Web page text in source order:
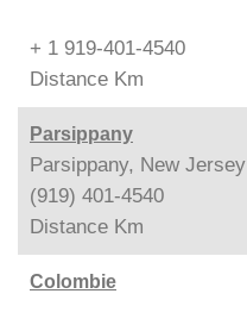
+ 1 919-401-4540
Distance Km
Parsippany
Parsippany, New Jersey
(919) 401-4540
Distance Km
Colombie